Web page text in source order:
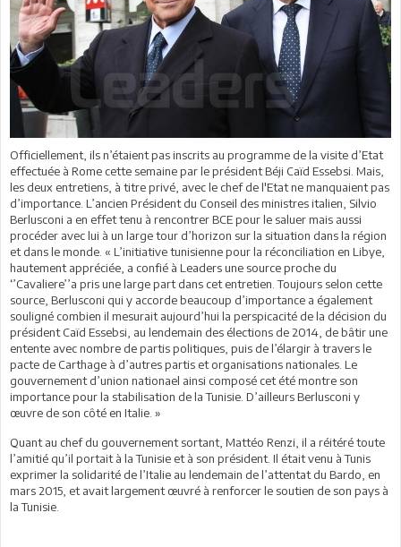
Officiellement, ils n’étaient pas inscrits au programme de la visite d’Etat
effectuée à Rome cette semaine par le président Béji Caïd Essebsi. Mais,
les deux entretiens, à titre privé, avec le chef de l'Etat ne manquaient pas
d’importance. L’ancien Président du Conseil des ministres italien, Silvio
Berlusconi a en effet tenu à rencontrer BCE pour le saluer mais aussi
procéder avec lui à un large tour d’horizon sur la situation dans la région
et dans le monde. « L’initiative tunisienne pour la réconciliation en Libye,
hautement appréciée, a confié à Leaders une source proche du
‘’Cavaliere’’a pris une large part dans cet entretien. Toujours selon cette
source, Berlusconi qui y accorde beaucoup d’importance a également
souligné combien il mesurait aujourd’hui la perspicacité de la décision du
président Caïd Essebsi, au lendemain des élections de 2014, de bâtir une
entente avec nombre de partis politiques, puis de l’élargir à travers le
pacte de Carthage à d’autres partis et organisations nationales. Le
gouvernement d’union nationael ainsi composé cet été montre son
importance pour la stabilisation de la Tunisie. D’ailleurs Berlusconi y
œuvre de son côté en Italie. »
Quant au chef du gouvernement sortant, Mattéo Renzi, il a réitéré toute
l’amitié qu’il portait à la Tunisie et à son président. Il était venu à Tunis
exprimer la solidarité de l’Italie au lendemain de l’attentat du Bardo, en
mars 2015, et avait largement œuvré à renforcer le soutien de son pays à
la Tunisie.